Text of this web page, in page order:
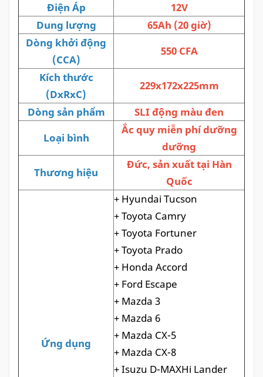
Điện Áp
12V
Dung lượng
65Ah (20 giờ)
Dòng khởi động
(CCA)
550 CFA
Kích thước
(DxRxC)
229x172x225mm
Dòng sản phẩm
SLI động màu đen
Loại bình
Ắc quy miễn phí dưỡng
dưỡng
Thương hiệu
Đức, sản xuất tại Hàn
Quốc
Ứng dụng
+ Hyundai Tucson
+ Toyota Camry
+ Toyota Fortuner
+ Toyota Prado
+ Honda Accord
+ Ford Escape
+ Mazda 3
+ Mazda 6
+ Mazda CX-5
+ Mazda CX-8
+ Isuzu D-MAXHi Lander